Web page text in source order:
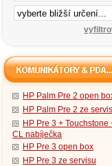
HP Palm Pre 2 open
HP Palm Pre 2 ze
HP Pre 3 + Touchstone
CL nabíječka
HP Pre 3 open box
HP Pre 3 ze servisu